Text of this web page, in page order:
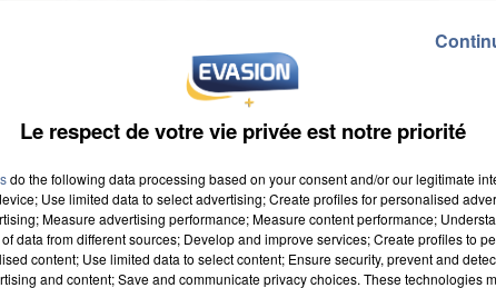
Le respect de votre vie privée est notre priorité
do the following data processing based on your consent and/or our legitimate
Use limited data to select advertising; Create profiles for personalised
Measure advertising performance; Measure content performance;
data from different sources; Develop and improve services; Create profiles to
content; Use limited data to select content; Ensure security, prevent and
and content; Save and communicate privacy choices. These technologies